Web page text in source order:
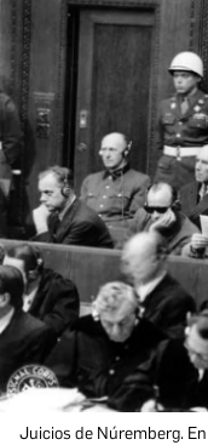
Juicios de Núremberg.